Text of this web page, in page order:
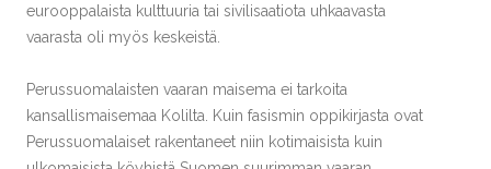
eurooppalaista kulttuuria tai sivilisaatiota uhkaavasta
vaarasta oli myös keskeistä.
Perussuomalaisten vaaran maisema ei tarkoita
kansallismaisemaa Kolilta. Kuin fasismin oppikirjasta ovat
Perussuomalaiset rakentaneet niin kotimaisista kuin